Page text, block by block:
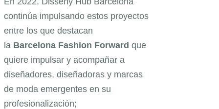
continúa impulsando estos proyectos
entre los que destacan
la Barcelona Fashion Forward que
quiere impulsar y acompañar a
diseñadores, diseñadoras y marcas
de moda emergentes en su
profesionalización;